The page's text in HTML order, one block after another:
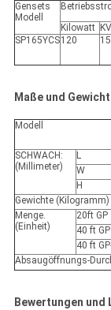
Gensets
Modell
Kilowatt
SP165YCS120
Maße und
Modell
SCHWACH:
(Millimeter)
L
W
H
Gewichte (Kilogramm)
Menge.
(Einheit)
20ft GP
40 ft GP
40 ft
Absaugöffnungs-
Bewertungen